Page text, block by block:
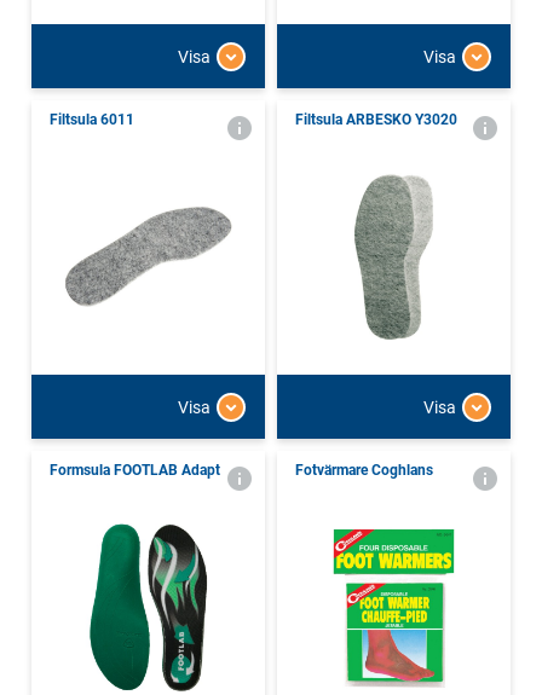
Visa Visa
Filtsula 6011
Visa
Filtsula ARBESKO Y3020
Visa
Formsula FOOTLAB Adapt Fotvärmare Coghlans